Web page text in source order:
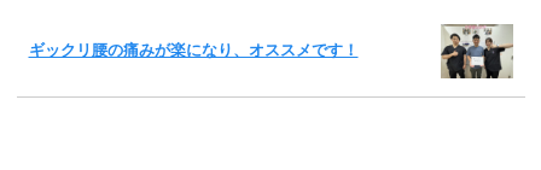
ギックリ腰の痛みが楽になり、オススメです！